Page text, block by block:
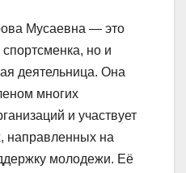
Мусаевна — это
но и
деятельница. Она
многих
и участвует
направленных на
молодежи. Её